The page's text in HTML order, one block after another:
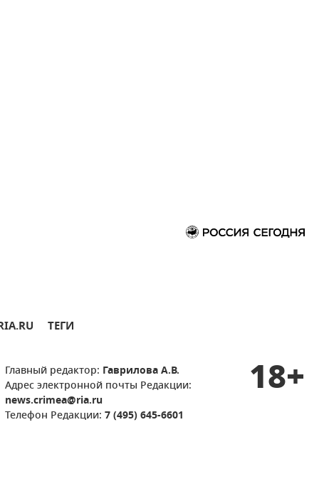
ТЕГИ
Главный редактор: Гаврилова А.В.
Адрес электронной почты Редакции:
news.crimea@ria.ru
Телефон Редакции: 7 (495) 645-6601
18+